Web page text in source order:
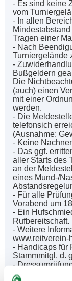
- Es sind keine
vom
- In allen
Tragen einer
- Nach
Turniergelände
-
Bußgeldern
Die
(auch) einen
mit einer
werden.
- Die
telefonsich
(Ausnahme:
- Keine
- Das ggf.
aller Starts des
an der
eines Mund-/
- Für alle
Vorabend um
- Ein
Rufbereitschaft.
- Weitere
www.reitverein-
- Handicaps für
Stammmitgl. d.
-
oder mit